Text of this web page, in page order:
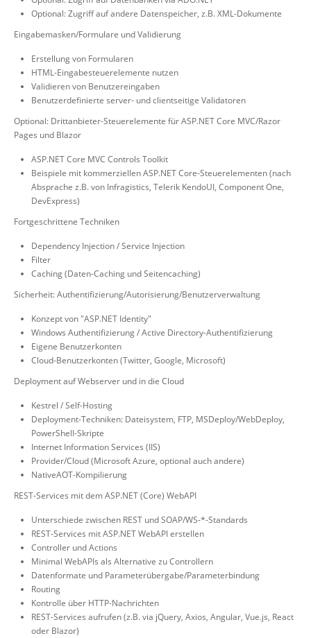
Optional: Zugriff auf andere Datenspeicher, z.B. XML-Dokumente
Eingabemasken/Formulare und Validierung
Erstellung von Formularen
HTML-Eingabesteuerelemente nutzen
Validieren von Benutzereingaben
Benutzerdefinierte server- und clientseitige Validatoren
Optional: Drittanbieter-Steuerelemente für ASP.NET Core MVC/Razor
Pages und Blazor
ASP.NET Core MVC Controls Toolkit
Beispiele mit kommerziellen ASP.NET Core-Steuerelementen (nach
Absprache z.B. von Infragistics, Telerik KendoUI, Component One,
DevExpress)
Fortgeschrittene Techniken
Dependency Injection / Service Injection
Filter
Caching (Daten-Caching und Seitencaching)
Sicherheit: Authentifizierung/Autorisierung/Benutzerverwaltung
Konzept von "ASP.NET Identity"
Windows Authentifizierung / Active Directory-Authentifizierung
Eigene Benutzerkonten
Cloud-Benutzerkonten (Twitter, Google, Microsoft)
Deployment auf Webserver und in die Cloud
Kestrel / Self-Hosting
Deployment-Techniken: Dateisystem, FTP, MSDeploy/WebDeploy,
PowerShell-Skripte
Internet Information Services (IIS)
Provider/Cloud (Microsoft Azure, optional auch andere)
NativeAOT-Kompilierung
REST-Services mit dem ASP.NET (Core) WebAPI
Unterschiede zwischen REST und SOAP/WS-*-Standards
REST-Services mit ASP.NET WebAPI erstellen
Controller und Actions
Minimal WebAPIs als Alternative zu Controllern
Datenformate und Parameterübergabe/Parameterbindung
Routing
Kontrolle über HTTP-Nachrichten
REST-Services aufrufen (z.B. via jQuery, Axios, Angular, Vue.js, React
oder Blazor)